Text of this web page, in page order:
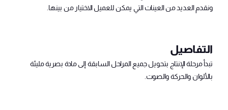
ونقدم العديد من العينات التي يمكن للعميل الاختيار من بينها.
التفاصيل
تبدأ مرحلة الإنتاج بتحويل جميع المراحل السابقة إلى مادة بصرية مليئة
بالألوان والحركة والصوت.